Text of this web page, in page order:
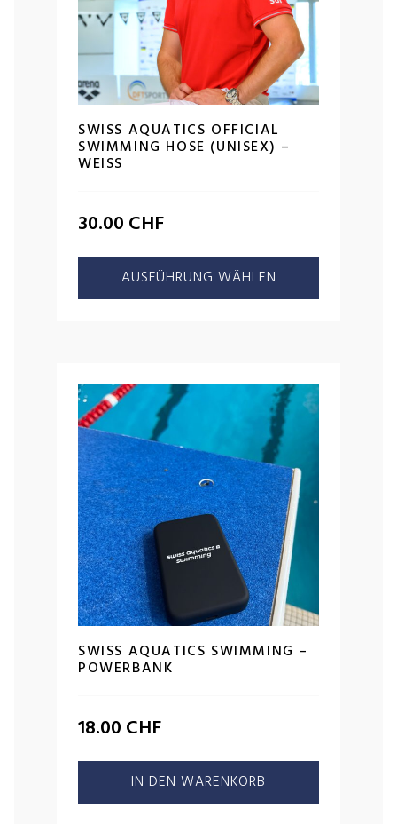
SWISS AQUATICS OFFICIAL
SWIMMING HOSE (UNISEX) –
WEISS
30.00 CHF
AUSFÜHRUNG WÄHLEN
SWISS AQUATICS SWIMMING –
POWERBANK
18.00 CHF
IN DEN WARENKORB